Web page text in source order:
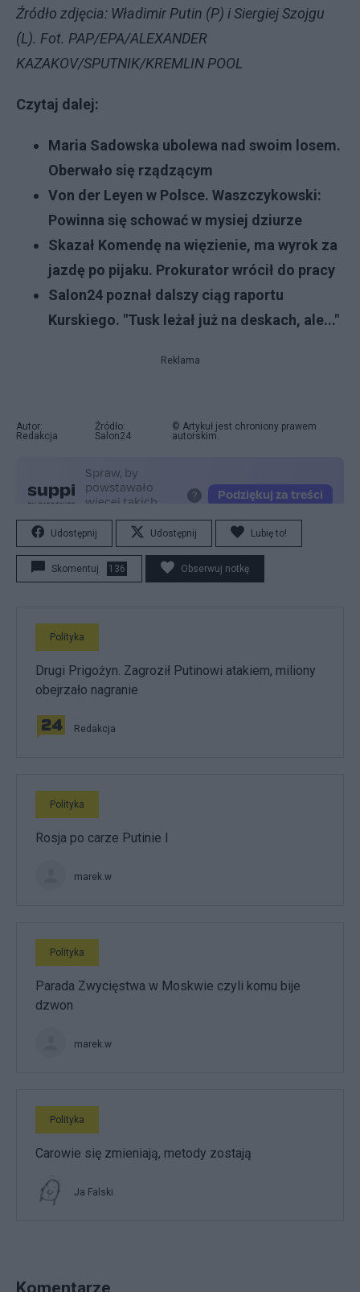
Źródło zdjęcia: Władimir Putin (P) i Siergiej Szojgu
(L). Fot. PAP/EPA/ALEXANDER
KAZAKOV/SPUTNIK/KREMLIN POOL
Czytaj dalej:
Maria Sadowska ubolewa nad swoim losem.
Oberwało się rządzącym
Von der Leyen w Polsce. Waszczykowski:
Powinna się schować w mysiej dziurze
Skazał Komendę na więzienie, ma wyrok za
jazdę po pijaku. Prokurator wrócił do pracy
Salon24 poznał dalszy ciąg raportu
Kurskiego. "Tusk leżał już na deskach, ale..."
Reklama
Autor:
Redakcja
Źródło:
Salon24
© Artykuł jest chroniony prawem
autorskim.
Udostępnij Udostępnij Lubię to!
Skomentuj 136 Obserwuj notkę
Polityka
Drugi Prigożyn. Zagroził Putinowi atakiem, miliony
obejrzało nagranie
Redakcja
Polityka
Rosja po carze Putinie I
marek.w
Polityka
Parada Zwycięstwa w Moskwie czyli komu bije
dzwon
marek.w
Polityka
Carowie się zmieniają, metody zostają
Ja Falski
Komentarze